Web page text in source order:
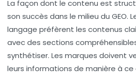
La façon dont le contenu est
son succès dans le milieu du GEO.
langage préfèrent les contenus
avec des sections
synthétiser. Les marques doivent
leurs informations de manière à ce